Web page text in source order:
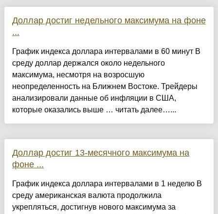
Доллар достиг недельного максимума на фоне
...
График индекса доллара интервалами в 60 минут В
среду доллар держался около недельного
максимума, несмотря на возросшую
неопределенность на Ближнем Востоке. Трейдеры
анализировали данные об инфляции в США,
которые оказались выше … читать далее…...
Доллар достиг 13-месячного максимума на
фоне ...
График индекса доллара интервалами в 1 неделю В
среду американская валюта продолжила
укрепляться, достигнув нового максимума за